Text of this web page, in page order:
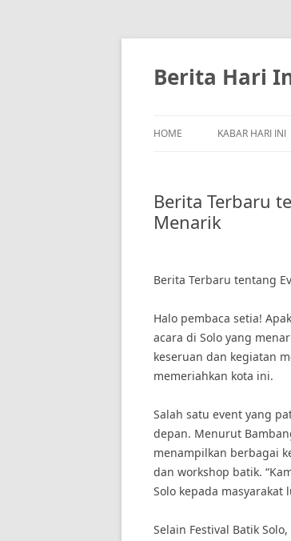
Skip
content
Berita Hari
HOME KABAR HARI INI
Berita Terbaru
Menarik
Berita Terbaru tentang
Halo pembaca setia!
acara di Solo yang
keseruan dan kegiatan
memeriahkan kota ini.
Salah satu event yang
depan. Menurut
menampilkan berbagai
dan workshop batik.
Solo kepada masyarakat
Selain Festival Batik